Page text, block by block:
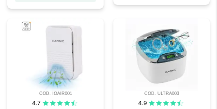
COD. IOAIR001
4.7
COD. ULTRA003
4.9